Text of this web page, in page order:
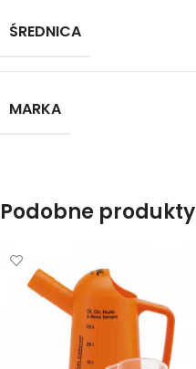
ŚREDNICA
MARKA
Podobne produkty